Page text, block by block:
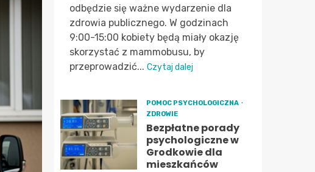
odbędzie się ważne wydarzenie dla
zdrowia publicznego. W godzinach
9:00-15:00 kobiety będą miały okazję
skorzystać z mammobusu, by
przeprowadzić... Czytaj dalej
POMOC PSYCHOLOGICZNA
ZDROWIE
Bezpłatne porady
psychologiczne w
Grodkowie dla
mieszkańców